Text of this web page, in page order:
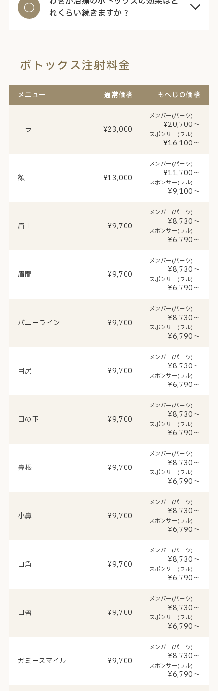
Q
れくらい続きますか？
ボトックス注射料金
メニュー 通常価格 もへじの価格
エラ ¥23,000
メンバー(パーツ)
¥20,700～
スポンサー(フル)
¥16,100～
額 ¥13,000
メンバー(パーツ)
¥11,700～
スポンサー(フル)
¥9,100～
眉上 ¥9,700
メンバー(パーツ)
¥8,730～
スポンサー(フル)
¥6,790～
眉間 ¥9,700
メンバー(パーツ)
¥8,730～
スポンサー(フル)
¥6,790～
バニーライン ¥9,700
メンバー(パーツ)
¥8,730～
スポンサー(フル)
¥6,790～
目尻 ¥9,700
メンバー(パーツ)
¥8,730～
スポンサー(フル)
¥6,790～
目の下 ¥9,700
メンバー(パーツ)
¥8,730～
スポンサー(フル)
¥6,790～
鼻根 ¥9,700
メンバー(パーツ)
¥8,730～
スポンサー(フル)
¥6,790～
小鼻 ¥9,700
メンバー(パーツ)
¥8,730～
スポンサー(フル)
¥6,790～
口角 ¥9,700
メンバー(パーツ)
¥8,730～
スポンサー(フル)
¥6,790～
口唇 ¥9,700
メンバー(パーツ)
¥8,730～
スポンサー(フル)
¥6,790～
ガミースマイル ¥9,700
メンバー(パーツ)
¥8,730～
スポンサー(フル)
¥6,790～